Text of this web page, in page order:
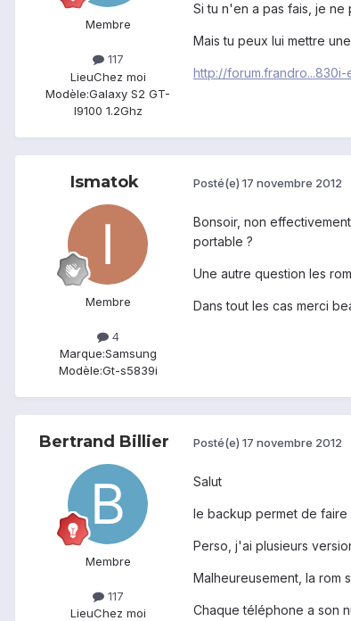
Membre
117
LieuChez moi
Modèle:Galaxy S2 GT-
I9100 1.2Ghz
Si tu n'en a pas fais, je ne
Mais tu peux lui mettre
http://
Ismatok
Membre
4
Marque:Samsung
Modèle:Gt-s5839i
Posté(e) 17 novembre 2012
Bonsoir, non
portable ?
Une autre question les
Dans tout les cas merci
Bertrand Billier
Membre
117
LieuChez moi
Posté(e) 17 novembre 2012
Salut
le backup permet de faire
Perso, j'ai plusieurs
Malheureusement, la rom
Chaque téléphone a son